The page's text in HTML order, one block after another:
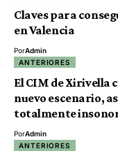
Claves para
en Valencia
PorAdmin
ANTERIORES
El CIM de Xirivella
nuevo escenario,
totalmente
PorAdmin
ANTERIORES